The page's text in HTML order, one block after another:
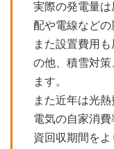
実際の発電量
配や電線などの
また設置費用
の他、積雪対策
ます。
また近年は光
電気の自家消
資回収期間をよ